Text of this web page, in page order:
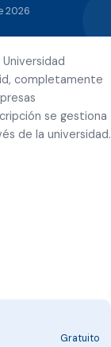
2026
completamente
se gestiona
de la universidad.
Gratuito